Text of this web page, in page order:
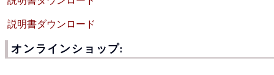
説明書ダウンロード
オンラインショップ: